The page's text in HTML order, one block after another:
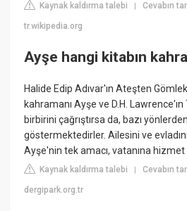
Kaynak kaldırma talebi |Cevabın
tr.wikipedia.org
Ayşe hangi kitabın
Halide Edip Adıvar'ın Ateşten
kahramanı Ayşe ve D.H.
birbirini çağrıştırsa da, bazı
göstermektedirler. Ailesini ve
Ayşe'nin tek amacı, vatanına
Kaynak kaldırma talebi |Cevabın
dergipark.org.tr